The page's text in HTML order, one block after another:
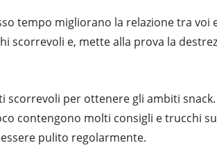
tempo migliorano la relazione tra voi
scorrevoli e, mette alla prova la
per ottenere gli ambiti
contengono molti consigli e trucchi
pulito regolarmente.